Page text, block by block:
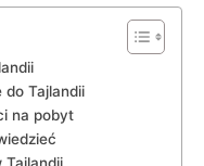
do Tajlandii
na pobyt